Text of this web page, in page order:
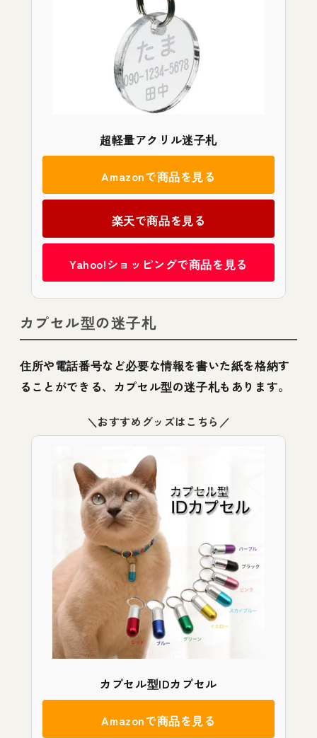
超軽量アクリル迷子札
Amazonで商品を見る
楽天で商品を見る
Yahoo!ショッピングで商品を見る
カプセル型の迷子札
住所や電話番号など必要な情報を書いた紙を格納す
ることができる、カプセル型の迷子札もあります。
＼おすすめグッズはこちら／
カプセル型IDカプセル
Amazonで商品を見る